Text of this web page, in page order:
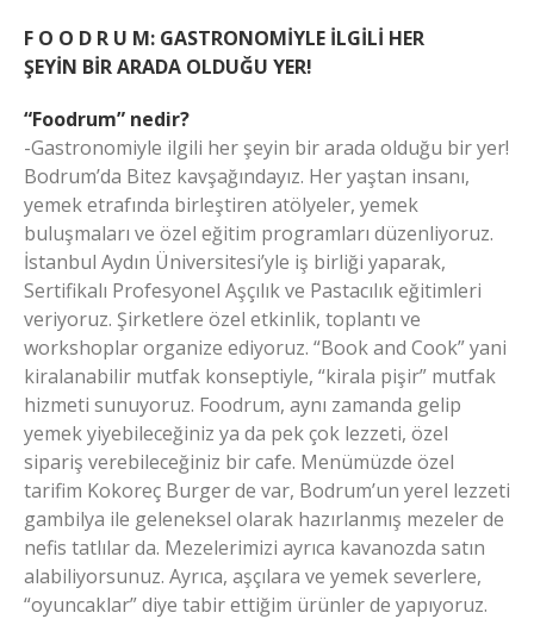
F O O D R U M: GASTRONOMİYLE İLGİLİ HER
ŞEYİN BİR ARADA OLDUĞU YER!
“Foodrum” nedir?
-Gastronomiyle ilgili her şeyin bir arada olduğu bir yer!
Bodrum’da Bitez kavşağındayız. Her yaştan insanı,
yemek etrafında birleştiren atölyeler, yemek
buluşmaları ve özel eğitim programları düzenliyoruz.
İstanbul Aydın Üniversitesi’yle iş birliği yaparak,
Sertifikalı Profesyonel Aşçılık ve Pastacılık eğitimleri
veriyoruz. Şirketlere özel etkinlik, toplantı ve
workshoplar organize ediyoruz. “Book and Cook” yani
kiralanabilir mutfak konseptiyle, “kirala pişir” mutfak
hizmeti sunuyoruz. Foodrum, aynı zamanda gelip
yemek yiyebileceğiniz ya da pek çok lezzeti, özel
sipariş verebileceğiniz bir cafe. Menümüzde özel
tarifim Kokoreç Burger de var, Bodrum’un yerel lezzeti
gambilya ile geleneksel olarak hazırlanmış mezeler de
nefis tatlılar da. Mezelerimizi ayrıca kavanozda satın
alabiliyorsunuz. Ayrıca, aşçılara ve yemek severlere,
“oyuncaklar” diye tabir ettiğim ürünler de yapıyoruz.